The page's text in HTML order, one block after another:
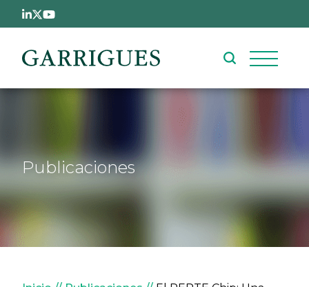
Pasar al contenido principal
Publicaciones